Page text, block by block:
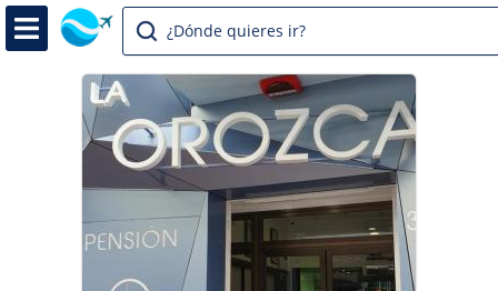
¿Dónde quieres ir?